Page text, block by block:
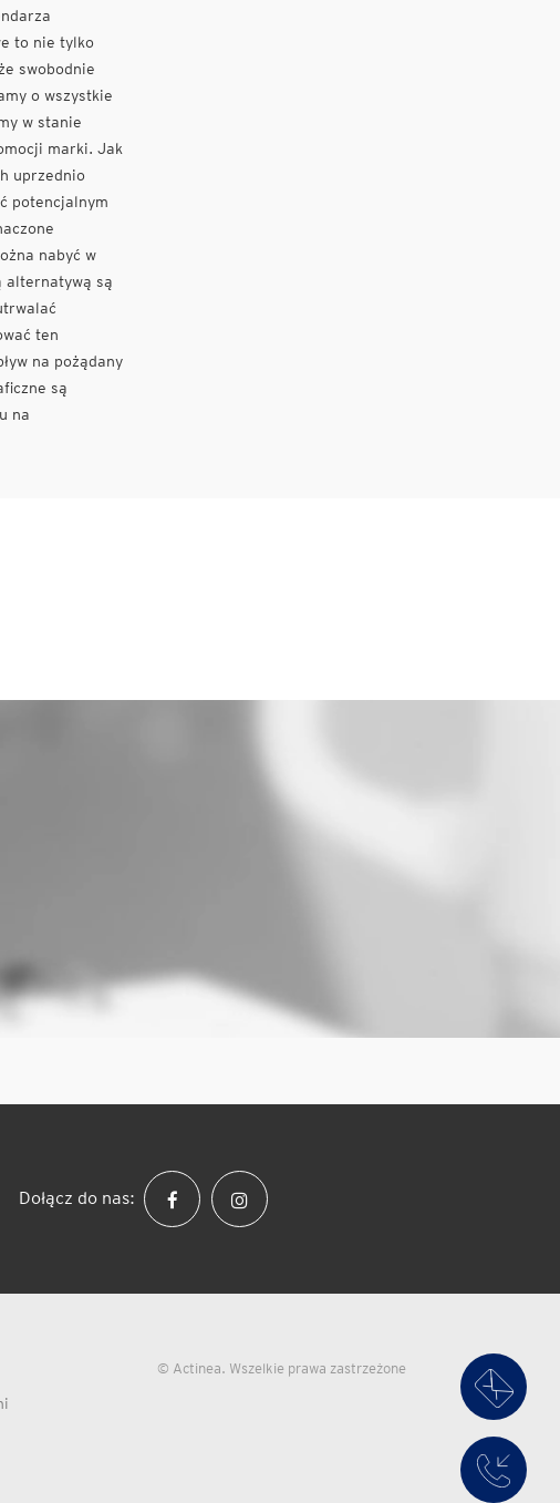
to nie tylko
swobodnie
o wszystkie
w stanie
marki. Jak
uprzednio
potencjalnym
nabyć w
alternatywą są
ten
na pożądany
są
na
Dołącz do nas:
© Actinea. Wszelkie prawa zastrzeżone